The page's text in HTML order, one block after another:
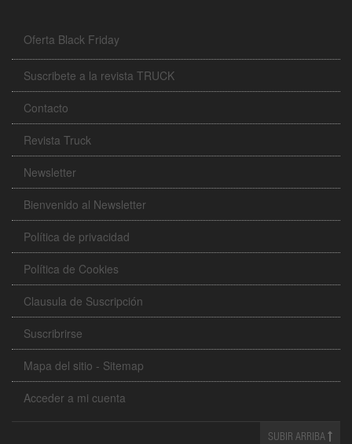
Oferta Black Friday
Suscribete a la revista TRUCK
Contacto
Revista Truck
Newsletter
Bienvenido al Newsletter
Política de privacidad
Política de Cookies
Clausula de Suscripción
Suscribrirse
Mapa del sitio - Sitemap
Acceder a mi cuenta
SUBIR ARRIBA